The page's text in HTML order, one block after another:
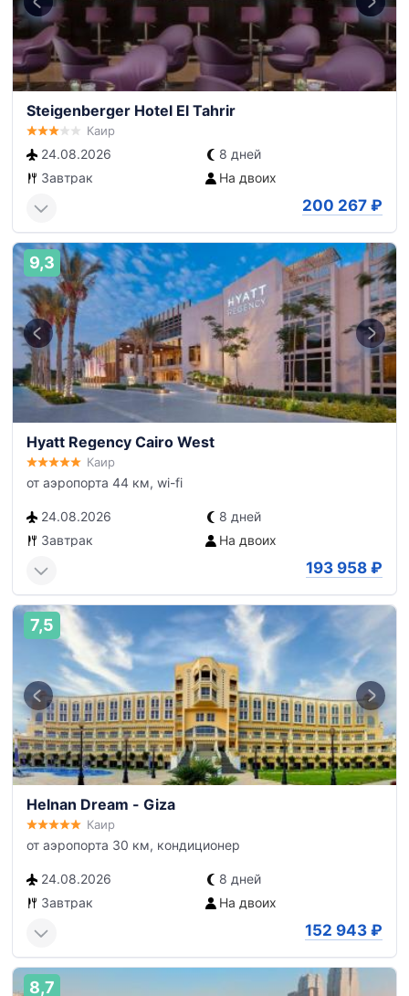
Steigenberger Hotel El Tahrir
Каир
24.08.2026
8 дней
Завтрак
На двоих
200 267 ₽
9,3
Hyatt Regency Cairo West
Каир
от аэропорта 44 км, wi-fi
24.08.2026
8 дней
Завтрак
На двоих
193 958 ₽
7,5
Helnan Dream - Giza
Каир
от аэропорта 30 км, кондиционер
24.08.2026
8 дней
Завтрак
На двоих
152 943 ₽
8,7